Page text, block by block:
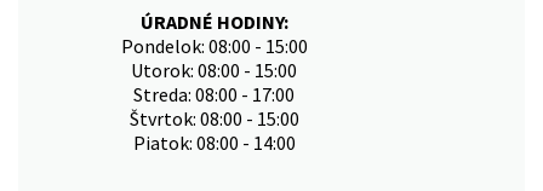
ÚRADNÉ HODINY:
Pondelok: 08:00 - 15:00
Utorok: 08:00 - 15:00
Streda: 08:00 - 17:00
Štvrtok: 08:00 - 15:00
Piatok: 08:00 - 14:00